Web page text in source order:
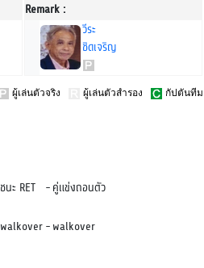
Remark :
วีระ
ชิดเจริญ
ผู้เล่นตัวจริง ผู้เล่นตัวสำรอง กัปตันทีม
ชนะ RET -คู่แข่งถอนตัว
walkover-walkover